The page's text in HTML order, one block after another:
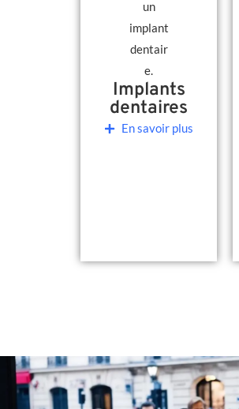
Implants
dentaires
En savoir plus